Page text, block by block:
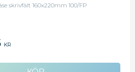
skrivfält 160x220mm 100/FP
KR